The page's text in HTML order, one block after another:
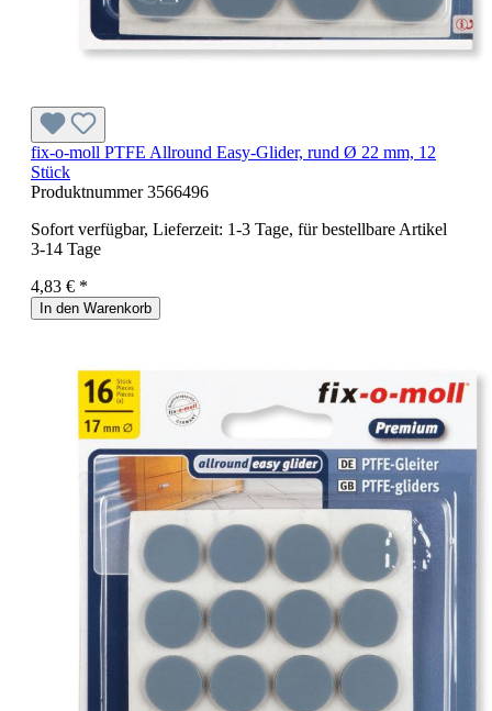
fix-o-moll PTFE Allround Easy-Glider, rund Ø 22 mm, 12
Stück
Produktnummer3566496
Sofort verfügbar, Lieferzeit: 1-3 Tage, für bestellbare Artikel
3-14 Tage
4,83 € *
In den Warenkorb